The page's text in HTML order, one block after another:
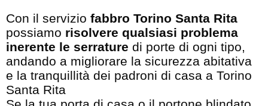
Con il servizio fabbro Torino Santa Rita
possiamo risolvere qualsiasi problema
inerente le serrature di porte di ogni tipo,
andando a migliorare la sicurezza abitativa
e la tranquillità dei padroni di casa a Torino
Santa Rita